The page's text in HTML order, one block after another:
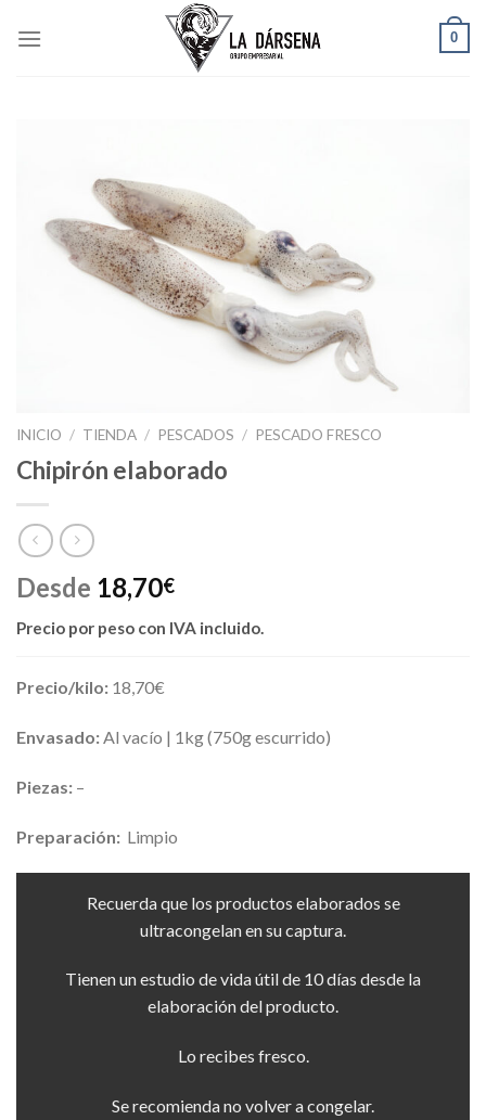
0
INICIO / TIENDA / PESCADOS / PESCADO FRESCO
Chipirón elaborado
Desde 18,70€
Precio por peso con IVA incluido.
Precio/kilo: 18,70€
Envasado:Al vacío | 1kg (750g escurrido)
Piezas: –
Preparación: Limpio
Recuerda que los productos elaborados se
ultracongelan en su captura.
Tienen un estudio de vida útil de 10 días desde la
elaboración del producto.
Lo recibes fresco.
Se recomienda no volver a congelar.